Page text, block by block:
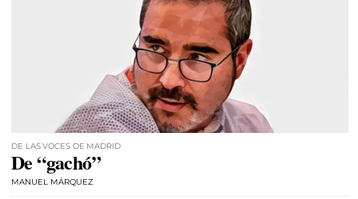
DE LAS VOCES DE MADRID
De “gachó”
MANUEL MÁRQUEZ